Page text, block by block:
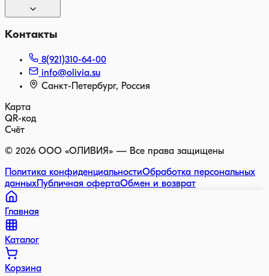
Контакты
8(921)310-64-00
info@olivia.su
Санкт-Петербург, Россия
Карта
QR-код
Счёт
© 2026 ООО «ОЛИВИЯ» — Все права защищены
Политика конфиденциальностиОбработка персональных
данныхПубличная офертаОбмен и возврат
Главная
Каталог
Корзина